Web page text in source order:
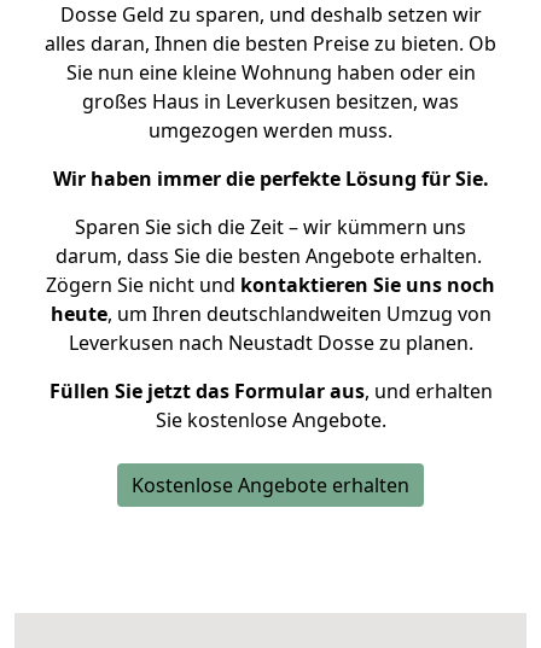
Dosse Geld zu sparen, und deshalb setzen wir
alles daran, Ihnen die besten Preise zu bieten. Ob
Sie nun eine kleine Wohnung haben oder ein
großes Haus in Leverkusen besitzen, was
umgezogen werden muss.
Wir haben immer die perfekte Lösung für Sie.
Sparen Sie sich die Zeit – wir kümmern uns
darum, dass Sie die besten Angebote erhalten.
Zögern Sie nicht und kontaktieren Sie uns noch
heute, um Ihren deutschlandweiten Umzug von
Leverkusen nach Neustadt Dosse zu planen.
Füllen Sie jetzt das Formular aus, und erhalten
Sie kostenlose Angebote.
Kostenlose Angebote erhalten